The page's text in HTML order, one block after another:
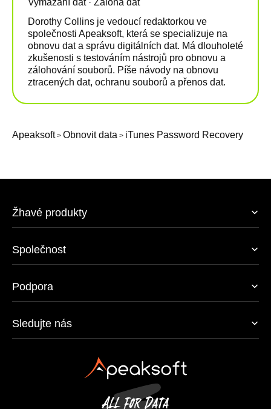
Dorothy Collins je vedoucí redaktorkou ve
společnosti Apeaksoft, která se specializuje na
obnovu dat a správu digitálních dat. Má dlouholeté
zkušenosti s testováním nástrojů pro obnovu a
zálohování souborů. Píše návody na obnovu
ztracených dat, ochranu souborů a přenos dat.
Apeaksoft> Obnovit data > iTunes Password Recovery
Žhavé produkty
Společnost
Podpora
Sledujte nás